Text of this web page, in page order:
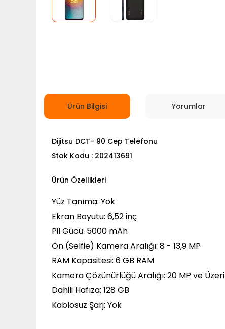
Ürün Bilgisi Yorumlar
Dijitsu DCT- 90 Cep Telefonu
Stok Kodu : 202413691
Ürün Özellikleri
Yüz Tanıma: Yok
Ekran Boyutu: 6,52 inç
Pil Gücü: 5000 mAh
Ön (Selfie) Kamera Aralığı: 8 - 13,9 MP
RAM Kapasitesi: 6 GB RAM
Kamera Çözünürlüğü Aralığı: 20 MP ve Üzeri
Dahili Hafıza: 128 GB
Kablosuz Şarj: Yok